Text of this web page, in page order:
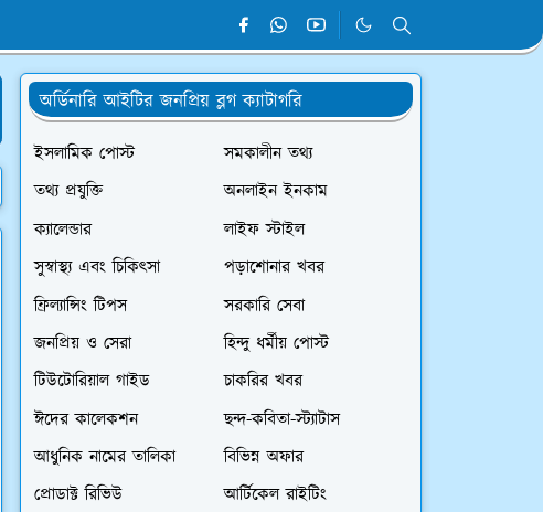
অর্ডিনারি আইটির জনপ্রিয় ব্লগ ক্যাটাগরি
ইসলামিক পোস্ট
সমকালীন তথ্য
তথ্য প্রযুক্তি
অনলাইন ইনকাম
ক্যালেন্ডার
লাইফ স্টাইল
সুস্বাস্থ্য এবং চিকিৎসা
পড়াশোনার খবর
ফ্রিল্যান্সিং টিপস
সরকারি সেবা
জনপ্রিয় ও সেরা
হিন্দু ধর্মীয় পোস্ট
টিউটোরিয়াল গাইড
চাকরির খবর
ঈদের কালেকশন
ছন্দ-কবিতা-স্ট্যাটাস
আধুনিক নামের তালিকা
বিভিন্ন অফার
প্রোডাক্ট রিভিউ
আর্টিকেল রাইটিং